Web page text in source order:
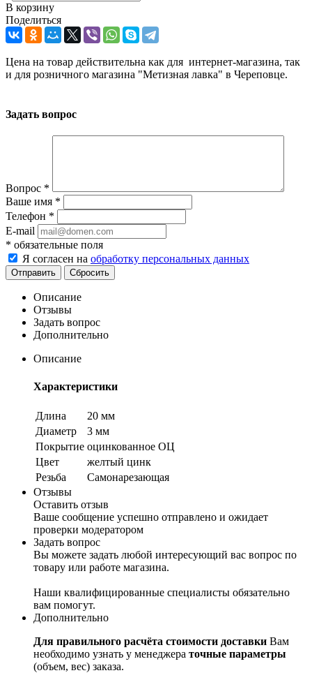
В корзину
Поделиться
Цена на товар действительна как для интернет-магазина, так
и для розничного магазина "Метизная лавка" в Череповце.
Задать вопрос
Вопрос *
Ваше имя *
Телефон *
E-mail
* обязательные поля
Я согласен на обработку персональных данных
Сбросить
Описание
Отзывы
Задать вопрос
Дополнительно
Описание
Характеристики
Длина
20 мм
Диаметр
3 мм
Покрытие оцинкованное ОЦ
Цвет
желтый цинк
Резьба
Самонарезающая
Отзывы
Оставить отзыв
Ваше сообщение успешно отправлено и ожидает
проверки модератором
Задать вопрос
Вы можете задать любой интересующий вас вопрос по
товару или работе магазина.
Наши квалифицированные специалисты обязательно
вам помогут.
Дополнительно
Для правильного расчёта стоимости доставки Вам
необходимо узнать у менеджера точные параметры
(объем, вес) заказа.